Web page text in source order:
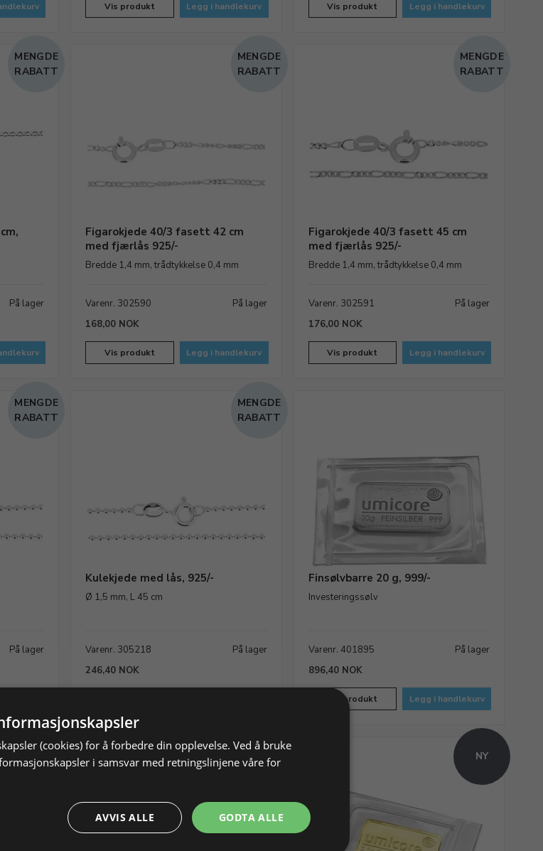
Vis produkt Legg i handlekurv Vis produkt Legg i handlekurv
MENGDE
RABATT
På lager
MENGDE
RABATT
Figarokjede 40/3 fasett 42 cm
med fjærlås 925/-
Bredde 1,4 mm, trådtykkelse 0,4 mm
Varenr. 302590
På lager
168,00 NOK
Vis produkt Legg i handlekurv
MENGDE
RABATT
Figarokjede 40/3 fasett 45 cm
med fjærlås 925/-
Bredde 1,4 mm, trådtykkelse 0,4 mm
Varenr. 302591
På lager
176,00 NOK
Vis produkt Legg i handlekurv
MENGDE
RABATT
På lager
MENGDE
RABATT
Kulekjede med lås, 925/-
Ø 1,5 mm, L 45 cm
Varenr. 305218
På lager
246,40 NOK
Finsølvbarre 20 g, 999/-
Investeringssølv
Varenr. 401895
På lager
896,40 NOK
Vis produkt Legg i handlekurv
NY
(cookies) for å forbedre din opplevelse. Ved å bruke
i samsvar med retningslinjene våre for
GODTA ALLE
AVVIS ALLE